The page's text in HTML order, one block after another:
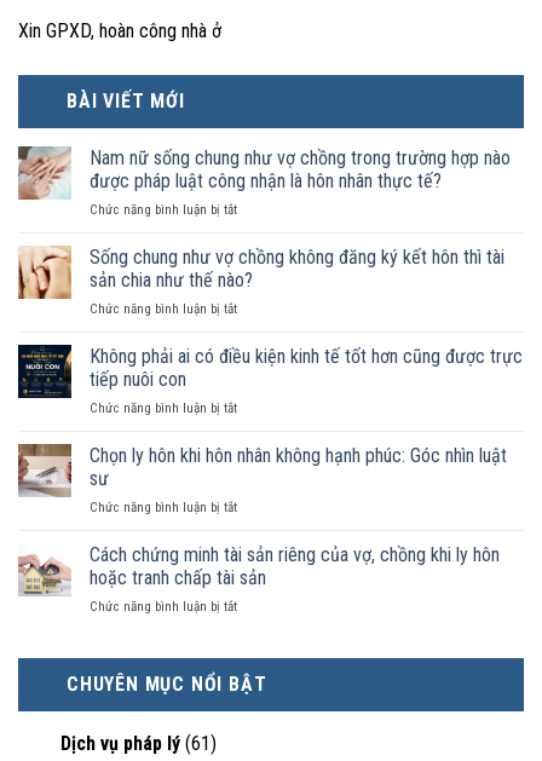
Xin GPXD, hoàn công nhà ở
BÀI VIẾT MỚI
Nam nữ sống chung như vợ chồng trong trường hợp nào
được pháp luật công nhận là hôn nhân thực tế?
Chức năng bình luận bị tắtở
nữ
sống
chung
như
chồng
hợp
được
công
là
hôn
Sống chung như vợ chồng không đăng ký kết hôn thì tài
sản chia như thế nào?
Chức năng bình luận bị tắtở
chung
chồng
đăng
hôn
tài
sản
như
nào?
Không phải ai có điều kiện kinh tế tốt hơn cũng được trực
tiếp nuôi con
Chức năng bình luận bị tắtở
phải
điều
kinh
tế
hơn
trực
tiếp
nuôi
Chọn ly hôn khi hôn nhân không hạnh phúc: Góc nhìn luật
sư
Chức năng bình luận bị tắtở
ly
hôn
khi
hôn
hạnh
phúc:
Góc
Cách chứng minh tài sản riêng của vợ, chồng khi ly hôn
hoặc tranh chấp tài sản
Chức năng bình luận bị tắtở
tài
sản
CHUYÊN MỤC NỔI BẬT
Dịch vụ pháp lý (61)